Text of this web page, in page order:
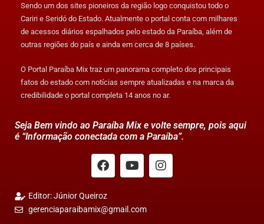
Sendo um dos sites pioneiros da região logo conquistou todo o
Cariri e Seridó do Estado. Atualmente o portal conta com milhares
de acessos diários espalhados pelo estado da Paraíba, além de
outras regiões do país e ainda em cerca de 8 países.
O Portal Paraíba Mix traz um panorama completo dos principais
fatos do estado com notícias sempre atualizadas e na marca da
credibilidade o portal completa 14 anos no ar.
Seja Bem vindo ao Paraíba Mix e volte sempre, pois aqui
é “Informação conectada com a Paraíba”.
Editor: Júnior Queiroz
gerenciaparaibamix@gmail.com